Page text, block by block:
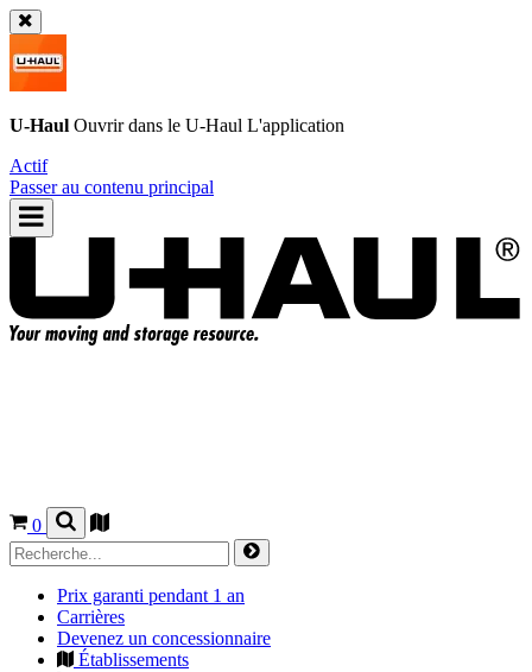
U-Haul Ouvrir dans le U-Haul L'application
Actif
Passer au contenu principal
0
Prix garanti pendant 1 an
Carrières
Devenez un concessionnaire
Établissements